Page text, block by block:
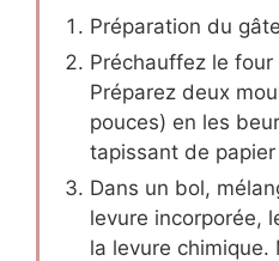
Préparation du
Préchauffez le four
Préparez deux
pouces) en les
tapissant de
Dans un bol,
levure incorporée,
la levure